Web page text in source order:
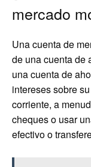
mercado
Una cuenta de
de una cuenta de
una cuenta de
intereses sobre
corriente, a
cheques o usar
efectivo o